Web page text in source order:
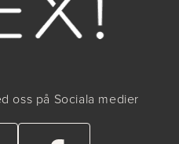
oss på Sociala medier